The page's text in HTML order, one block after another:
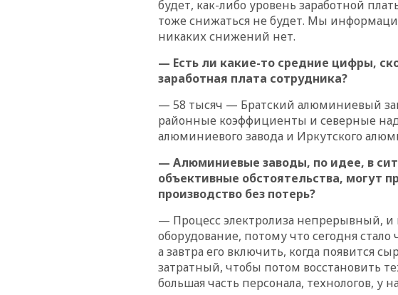
будет, как-либо уровень заработной
тоже снижаться не будет. Мы
никаких снижений нет.
— Есть ли какие-то средние цифры,
заработная плата сотрудника?
— 58 тысяч — Братский алюминиевый
районные коэффициенты и северные
алюминиевого завода и Иркутского
— Алюминиевые заводы, по идее, в
объективные обстоятельства, могут
производство без потерь?
— Процесс электролиза непрерывный,
оборудование, потому что сегодня
а завтра его включить, когда появится
затратный, чтобы потом восстановить
большая часть персонала, технологов, у